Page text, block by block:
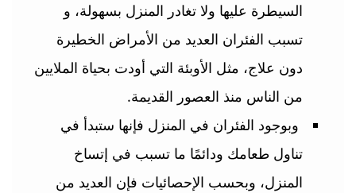
السيطرة عليها ولا تغادر المنزل بسهولة، و
تسبب الفئران العديد من الأمراض الخطيرة
دون علاج، مثل الأوبئة التي أودت بحياة الملايين
من الناس منذ العصور القديمة.
وبوجود الفئران في المنزل فإنها ستبدأ في
تناول طعامك ودائمًا ما تسبب في إتساخ
المنزل، وبحسب الإحصائيات فإن العديد من